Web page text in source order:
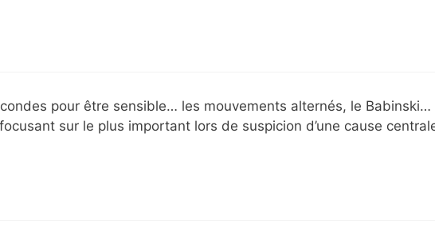
pour être sensible… les mouvements alternés, le Babinski…
sur le plus important lors de suspicion d’une cause